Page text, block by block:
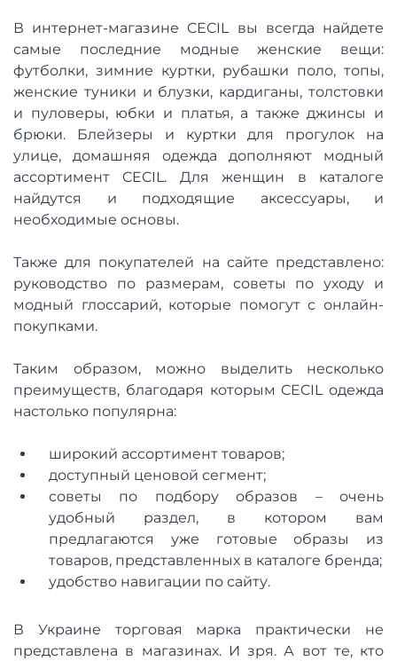
В интернет-магазине CECIL вы всегда найдете
самые последние модные женские вещи:
футболки, зимние куртки, рубашки поло, топы,
женские туники и блузки, кардиганы, толстовки
и пуловеры, юбки и платья, а также джинсы и
брюки. Блейзеры и куртки для прогулок на
улице, домашняя одежда дополняют модный
ассортимент CECIL. Для женщин в каталоге
найдутся и подходящие аксессуары, и
необходимые основы.
Также для покупателей на сайте представлено:
руководство по размерам, советы по уходу и
модный глоссарий, которые помогут с онлайн-
покупками.
Таким образом, можно выделить несколько
преимуществ, благодаря которым CECIL одежда
настолько популярна:
широкий ассортимент товаров;
доступный ценовой сегмент;
советы по подбору образов – очень
удобный раздел, в котором вам
предлагаются уже готовые образы из
товаров, представленных в каталоге бренда;
удобство навигации по сайту.
В Украине торговая марка практически не
представлена в магазинах. И зря. А вот те, кто